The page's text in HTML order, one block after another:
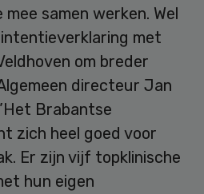
samen werken. Wel
met
om breder
directeur Jan
Brabantse
zich heel goed voor
Er zijn vijf topklinische
hun eigen